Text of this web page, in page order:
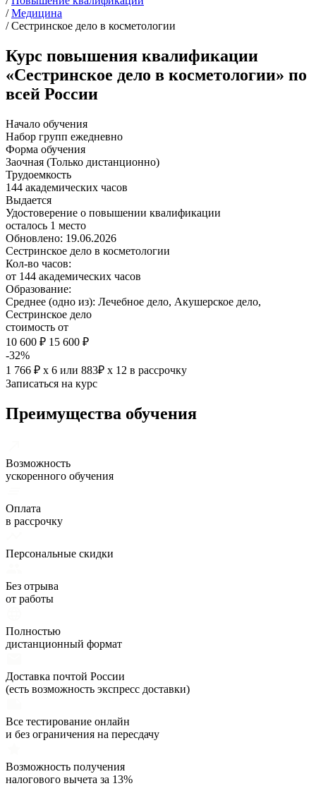
/ Медицина
/ Сестринское дело в косметологии
Курс повышения квалификации
«Сестринское дело в косметологии» по
всей России
Начало обучения
Набор групп ежедневно
Форма обучения
Заочная (Только дистанционно)
Трудоемкость
144 академических часов
Выдается
Удостоверение о повышении квалификации
осталось 1 место
Обновлено: 19.06.2026
Сестринское дело в косметологии
Кол-во часов:
от 144 академических часов
Образование:
Среднее (одно из): Лечебное дело, Акушерское дело,
Сестринское дело
стоимость от
10 600 ₽ 15 600 ₽
-32%
1 766 ₽ х 6 или 883₽ х 12 в рассрочку
Записаться на курс
Преимущества обучения
Возможность
ускоренного обучения
Оплата
в рассрочку
Персональные скидки
Без отрыва
от работы
Полностью
дистанционный формат
Доставка почтой России
(есть возможность экспресс доставки)
Все тестирование онлайн
и без ограничения на пересдачу
Возможность получения
налогового вычета за 13%